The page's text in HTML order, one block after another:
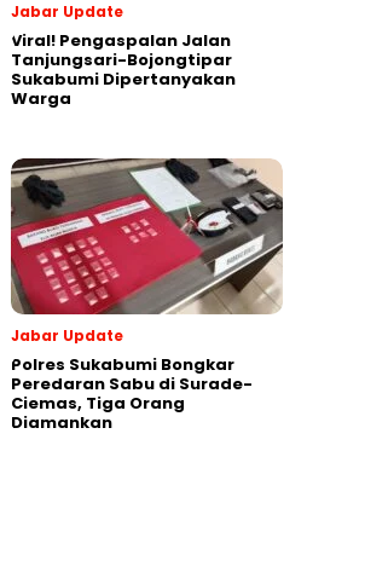
Jabar Update
Viral! Pengaspalan Jalan
Tanjungsari-Bojongtipar
Sukabumi Dipertanyakan
Warga
Jabar Update
Polres Sukabumi Bongkar
Peredaran Sabu di Surade-
Ciemas, Tiga Orang
Diamankan